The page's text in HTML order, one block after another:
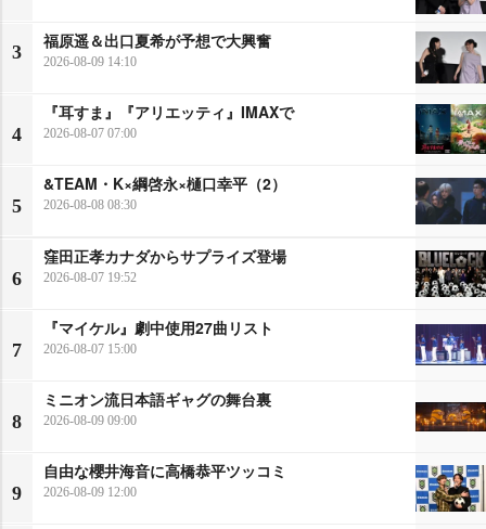
3
福原遥＆出口夏希が予想で大興奮
2026-08-09 14:10
4
『耳すま』『アリエッティ』IMAXで
2026-08-07 07:00
5
&TEAM・K×綱啓永×樋口幸平（2）
2026-08-08 08:30
6
窪田正孝カナダからサプライズ登場
2026-08-07 19:52
7
『マイケル』劇中使用27曲リスト
2026-08-07 15:00
8
ミニオン流日本語ギャグの舞台裏
2026-08-09 09:00
9
自由な櫻井海音に高橋恭平ツッコミ
2026-08-09 12:00